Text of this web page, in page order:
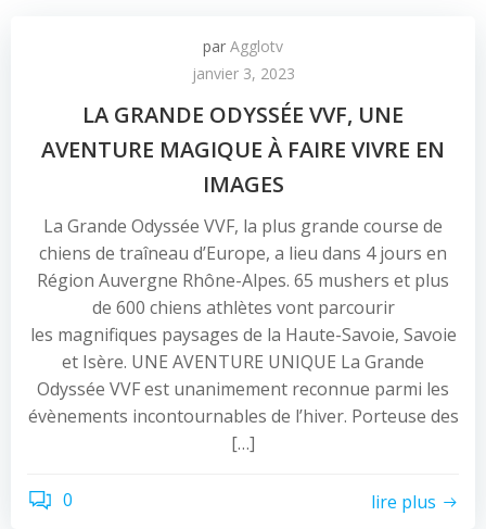
par Agglotv
janvier 3, 2023
LA GRANDE ODYSSÉE VVF, UNE
AVENTURE MAGIQUE À FAIRE VIVRE EN
IMAGES
La Grande Odyssée VVF, la plus grande course de
chiens de traîneau d’Europe, a lieu dans 4 jours en
Région Auvergne Rhône-Alpes. 65 mushers et plus
de 600 chiens athlètes vont parcourir
les magnifiques paysages de la Haute-Savoie, Savoie
et Isère. UNE AVENTURE UNIQUE La Grande
Odyssée VVF est unanimement reconnue parmi les
évènements incontournables de l’hiver. Porteuse des
[…]
0 lire plus